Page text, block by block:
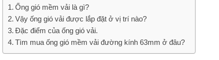
Ống gió mềm vải là gì?
Vậy ống gió vải được lắp đặt ở vị trí nào?
Đặc điểm của ống gió vải.
Tìm mua ống gió mềm vải đường kính 63mm ở đâu?